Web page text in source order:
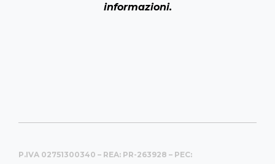
informazioni.
P.IVA 02751300340 – REA: PR-263928 – PEC: